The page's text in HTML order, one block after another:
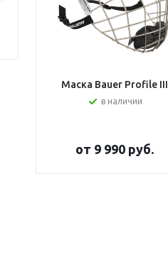
Маска Bauer Profile III
в наличии
от 9 990 руб.